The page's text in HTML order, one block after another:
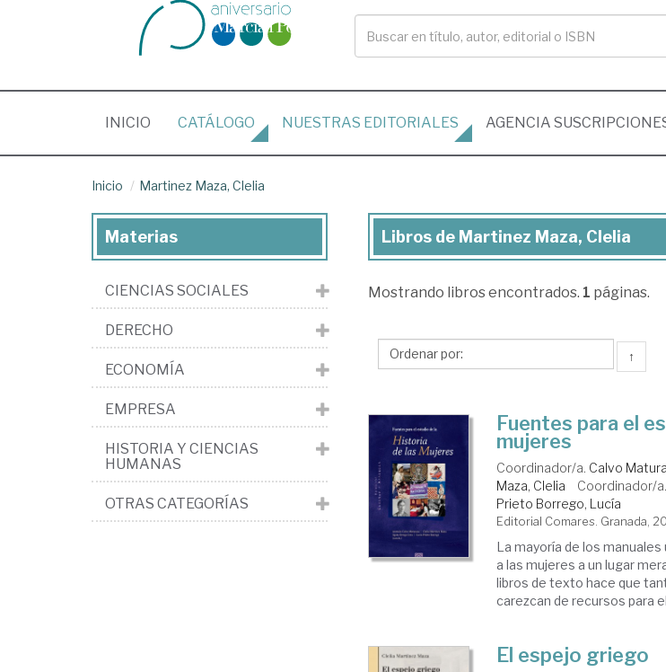
INICIO (CURRENT)
CATÁLOGO NUESTRAS EDITORIALES AGENCIA
Inicio Martinez Maza, Clelia
Libros
Martinez
Clelia
Libros de Martinez Maza, Clelia
Mostrando libros encontrados. 1 páginas.
↑
Fuentes para el
mujeres
Coordinador/a. Calvo
Maza, Clelia
Coordinador/a.
Prieto Borrego, Lucía
Editorial Comares. Granada,
La mayoría de los
a las mujeres a un lugar
libros de texto hace que
carezcan de recursos para
El espejo griego
Materias
CIENCIAS SOCIALES
DERECHO
ECONOMÍA
EMPRESA
HISTORIA Y CIENCIAS
HUMANAS
OTRAS CATEGORÍAS